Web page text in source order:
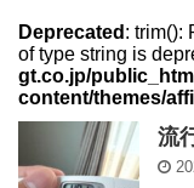
Deprecated : trim():
of type string is
gt.co.jp/
content/themes/
流